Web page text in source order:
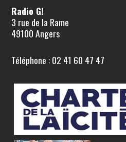
Radio G!
3 rue de la Rame
49100 Angers
Téléphone : 02 41 60 47 47